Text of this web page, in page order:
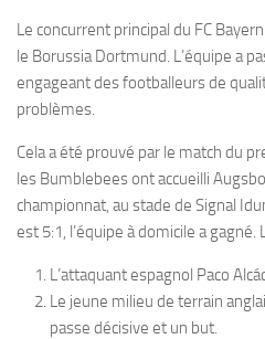
Le concurrent principal du FC
le Borussia Dortmund. L’équipe a
engageant des footballeurs de
problèmes.
Cela a été prouvé par le match du
les Bumblebees ont accueilli
championnat, au stade de Signal
est 5:1, l’équipe à domicile a
L’attaquant espagnol Paco
Le jeune milieu de terrain
passe décisive et un but.